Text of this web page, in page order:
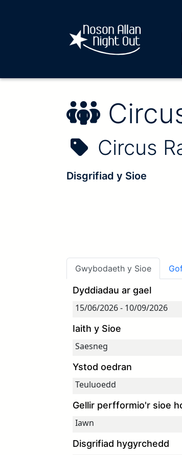
Enw'r
Circus
Disgrifiad y Sioe
Gwybodaeth y Sioe
Dyddiadau ar gael
Iaith y Sioe
Ystod oedran
Gellir perfformio'r sioe
Disgrifiad hygyrchedd